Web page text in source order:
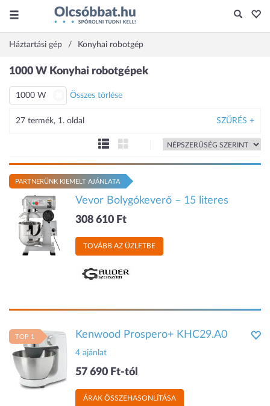
Háztartási gép Konyhai robotgép
1000 W Konyhai robotgépek
1000 W Összes törlése
27 termék, 1. oldal SZŰRÉS +
PARTNERÜNK KIEMELT AJÁNLATA
Vevor Bolygókeverő – 15 literes
308 610 Ft
TOVÁBB AZ ÜZLETBE
TOP 1 Kenwood Prospero+ KHC29.A0
4 ajánlat
57 690 Ft-tól
ÁRAK ÖSSZEHASONLÍTÁSA